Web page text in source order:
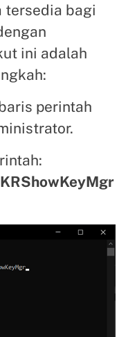
tersedia bagi
ini adalah
perintah